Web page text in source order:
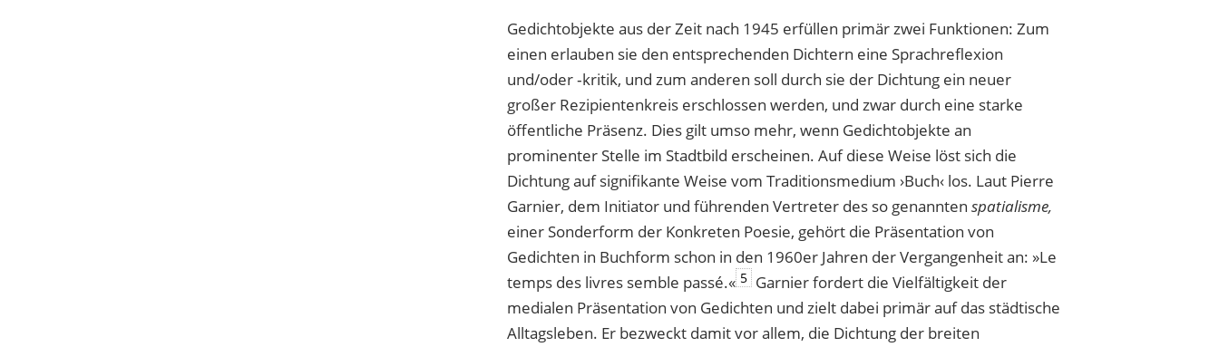
Gedichtobjekte aus der Zeit nach 1945 erfüllen primär zwei Funktionen: Zum
einen erlauben sie den entsprechenden Dichtern eine Sprachreflexion
und/oder ‐kritik, und zum anderen soll durch sie der Dichtung ein neuer
großer Rezipientenkreis erschlossen werden, und zwar durch eine starke
öffentliche Präsenz. Dies gilt umso mehr, wenn Gedichtobjekte an
prominenter Stelle im Stadtbild erscheinen. Auf diese Weise löst sich die
Dichtung auf signifikante Weise vom Traditionsmedium ›Buch‹ los. Laut Pierre
Garnier, dem Initiator und führenden Vertreter des so genanntenspatialisme,
einer Sonderform der Konkreten Poesie, gehört die Präsentation von
Gedichten in Buchform schon in den 1960er Jahren der Vergangenheit an: »Le
temps des livres semble passé.« 5 Garnier fordert die Vielfältigkeit der
medialen Präsentation von Gedichten und zielt dabei primär auf das städtische
Alltagsleben. Er bezweckt damit vor allem, die Dichtung der breiten